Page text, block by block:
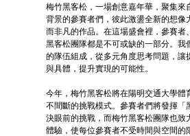
梅竹黑客松，一場創意嘉年華，聚集來
背景的參賽者們，彼此激盪全新的想像
而非凡的作品。在這場盛會裡，參賽者
黑客松團隊都是不可或缺的一部分。我
的隊伍組成，從多元角度思考問題，讓
與具體，提升實現的可能性。
今年，梅竹黑客松將在陽明交通大學體
不間斷的挑戰模式。參賽者們將發揮「
決眼前的挑戰，而梅竹黑客松團隊也致
體驗，使每位參賽者不受時間與空間的